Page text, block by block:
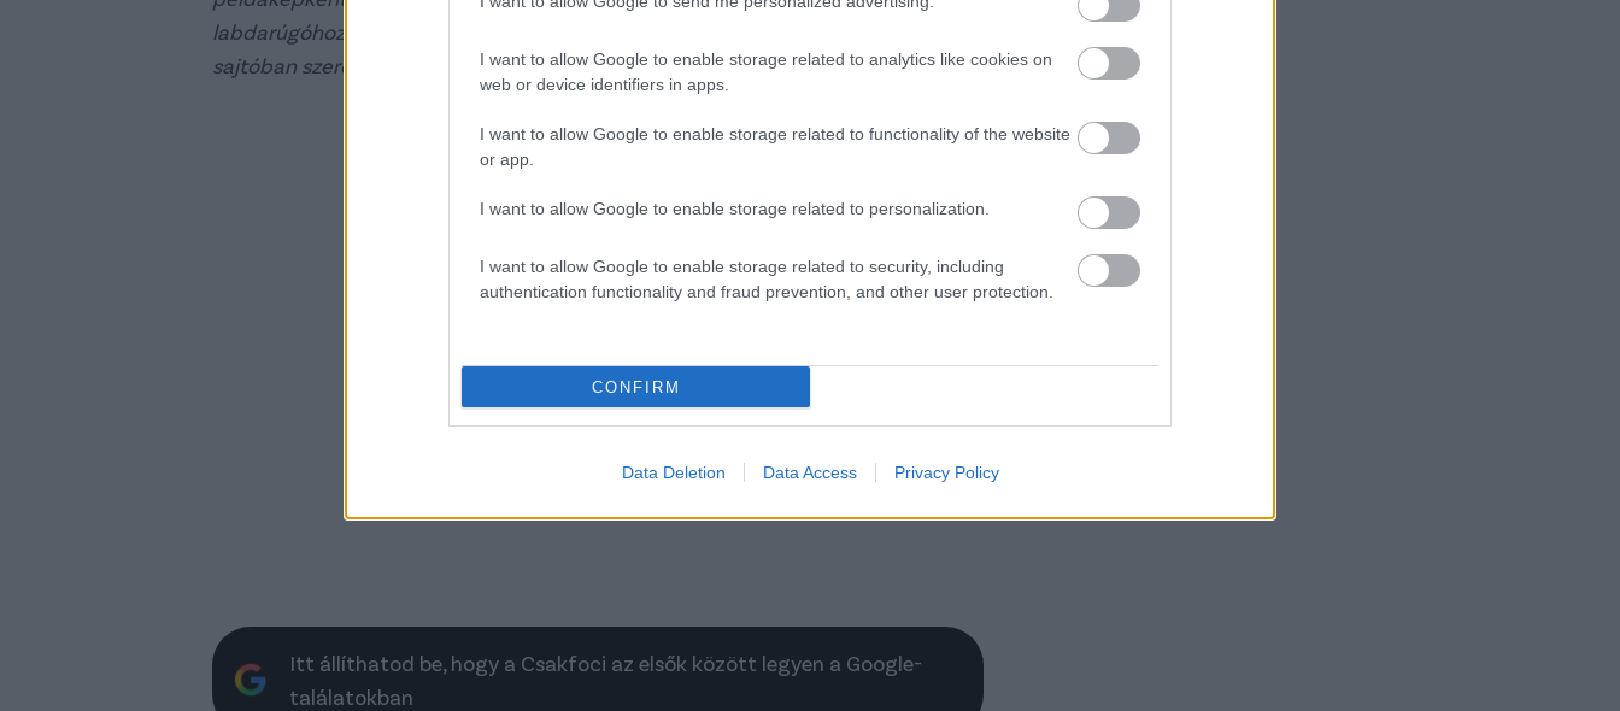
I want to allow Google to enable storage related to analytics like cookies on
web or device identifiers in apps.
I want to allow Google to enable storage related to functionality of the website
or app.
I want to allow Google to enable storage related to personalization.
I want to allow Google to enable storage related to security, including
authentication functionality and fraud prevention, and other user protection.
CONFIRM
Data Deletion Data Access Privacy Policy
labdarúgóhoz méltó. Mostantól azonban csakis a játékommal szeretnék a
sajtóban szerepelni.
Itt állíthatod be, hogy a Csakfoci az elsők között legyen a Google-
találatokban